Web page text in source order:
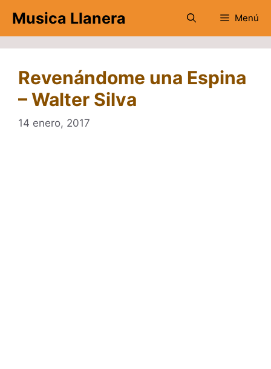
contenido
Musica Llanera Menú
Revenándome una Espina
– Walter Silva
14 enero, 2017